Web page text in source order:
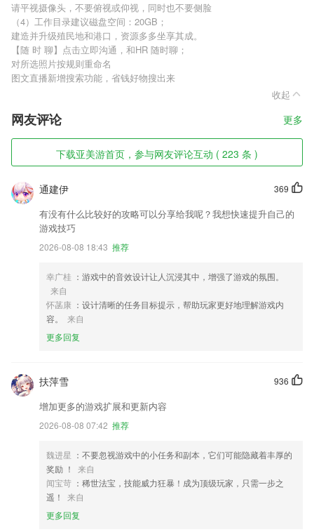
请平视摄像头，不要俯视或仰视，同时也不要侧脸
（4）工作目录建议磁盘空间：20GB；
建造并升级殖民地和港口，资源多多坐享其成。
【随 时 聊】点击立即沟通，和HR 随时聊；
对所选照片按规则重命名
图文直播新增搜索功能，省钱好物搜出来
收起
网友评论 更多
下载亚美游首页，参与网友评论互动 ( 223 条 )
369
通建伊
有没有什么比较好的攻略可以分享给我呢？我想快速提升自己的
游戏技巧
2026-08-08 18:43 推荐
幸广桂 ：游戏中的音效设计让人沉浸其中，增强了游戏的氛围。
来自
怀菡康 ：设计清晰的任务目标提示，帮助玩家更好地理解游戏内
容。
来自
更多回复
936
扶萍雪
增加更多的游戏扩展和更新内容
2026-08-08 07:42 推荐
魏进星 ：不要忽视游戏中的小任务和副本，它们可能隐藏着丰厚的
奖励 ！
来自
闻宝苛 ：稀世法宝，技能威力狂暴！成为顶级玩家，只需一步之
遥！
来自
更多回复